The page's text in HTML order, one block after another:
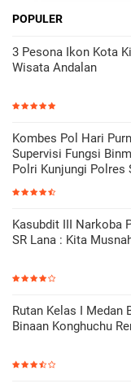
POPULER
3 Pesona Ikon Kota
Wisata Andalan
Kombes Pol Hari
Supervisi Fungsi
Polri Kunjungi Polres
Kasubdit III Narkoba
SR Lana : Kita
Rutan Kelas I Medan
Binaan Konghuchu